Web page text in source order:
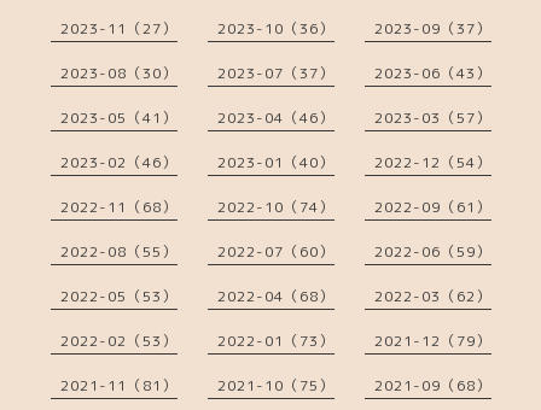
2023-11（27） 2023-10（36） 2023-09（37）
2023-08（30） 2023-07（37） 2023-06（43）
2023-05（41） 2023-04（46） 2023-03（57）
2023-02（46） 2023-01（40） 2022-12（54）
2022-11（68） 2022-10（74） 2022-09（61）
2022-08（55） 2022-07（60） 2022-06（59）
2022-05（53） 2022-04（68） 2022-03（62）
2022-02（53） 2022-01（73） 2021-12（79）
2021-11（81） 2021-10（75） 2021-09（68）